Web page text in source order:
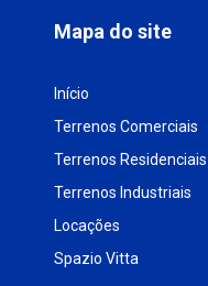
Mapa do site
Início
Terrenos Comerciais
Terrenos Residenciais
Terrenos Industriais
Locações
Spazio Vitta